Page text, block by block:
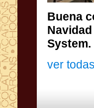
Buena
Navidad
System.
ver